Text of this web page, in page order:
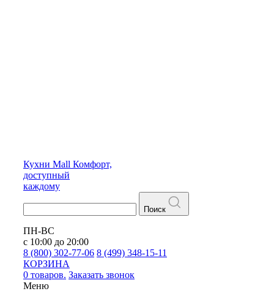
Кухни Mall Комфорт,
доступный
каждому
Поиск
ПН-ВС
с 10:00 до 20:00
8 (800) 302-77-06 8 (499) 348-15-11
КОРЗИНА
0 товаров. Заказать звонок
Меню